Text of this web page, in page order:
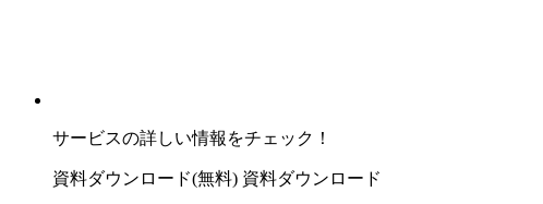
サービスの詳しい情報をチェック！
資料ダウンロード(無料) 資料ダウンロード